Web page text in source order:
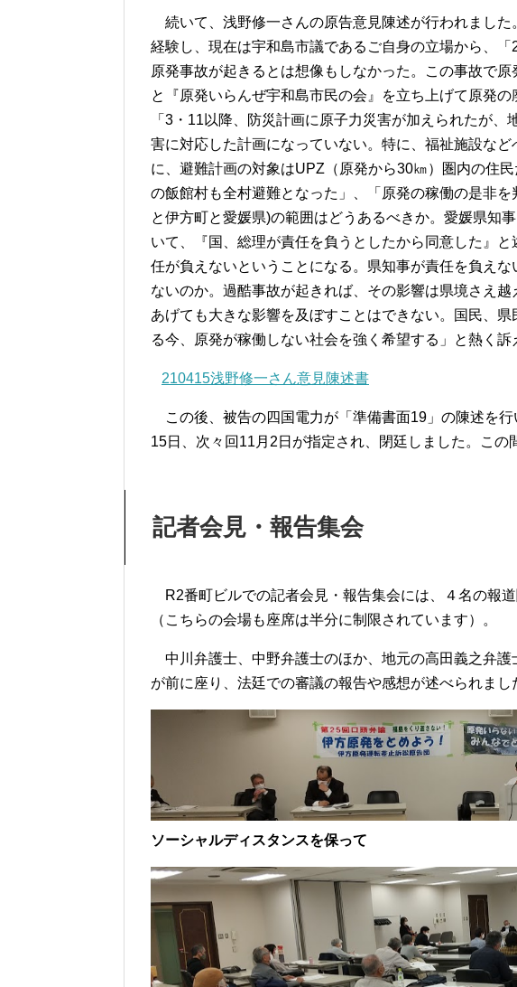
続いて、浅野修一さんの原告意見陳述が行われました
経験し、現在は宇和島市議であるご自身の立場から、
原発事故が起きるとは想像もしなかった。この事故で
と『原発いらんぜ宇和島市民の会』を立ち上げて原発
「3・11以降、防災計画に原子力災害が加えられたが
害に対応した計画になっていない。特に、福祉施設な
に、避難計画の対象はUPZ（原発から30㎞）圏内の住
の飯館村も全村避難となった」、「原発の稼働の是非
と伊方町と愛媛県)の範囲はどうあるべきか。愛媛県知
いて、『国、総理が責任を負うとしたから同意した』
任が負えないということになる。県知事が責任を負え
ないのか。過酷事故が起きれば、その影響は県境さえ
あげても大きな影響を及ぼすことはできない。国民、
る今、原発が稼働しない社会を強く希望する」と熱く訴
210415浅野修一さん意見陳述書
この後、被告の四国電力が「準備書面19」の陳述を行
15日、次々回11月2日が指定され、閉廷しました。この
記者会見・報告集会
R2番町ビルでの記者会見・報告集会には、４名の報
（こちらの会場も座席は半分に制限されています）。
中川弁護士、中野弁護士のほか、地元の高田義之弁護
が前に座り、法廷での審議の報告や感想が述べられまし
ソーシャルディスタンスを保って